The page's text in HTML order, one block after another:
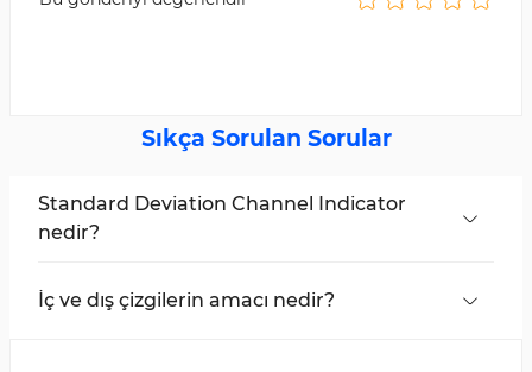
Sıkça Sorulan Sorular
Standard Deviation Channel Indicator
nedir?
kanallar çizen ve destek-direnç seviyelerini
gösteren bir araçtır.
İç ve dış çizgilerin amacı nedir?